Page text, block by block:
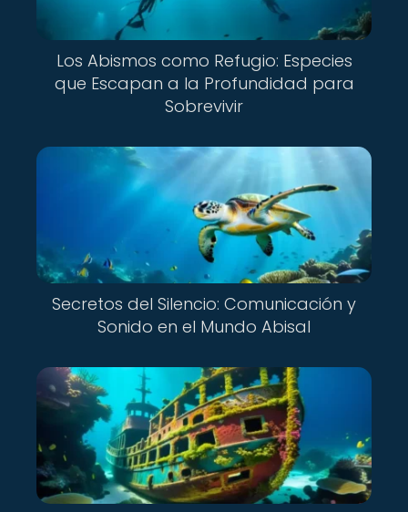
Los Abismos como Refugio: Especies
que Escapan a la Profundidad para
Sobrevivir
Secretos del Silencio: Comunicación y
Sonido en el Mundo Abisal